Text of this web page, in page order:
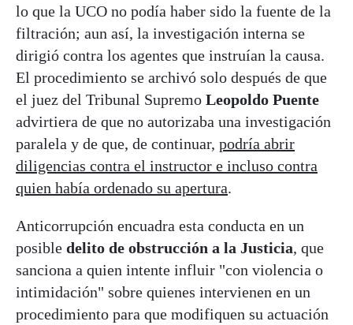
lo que la UCO no podía haber sido la fuente de la
filtración; aun así, la investigación interna se
dirigió contra los agentes que instruían la causa.
El procedimiento se archivó solo después de que
el juez del Tribunal Supremo Leopoldo Puente
advirtiera de que no autorizaba una investigación
paralela y de que, de continuar, podría abrir
diligencias contra el instructor e incluso contra
quien había ordenado su apertura.
Anticorrupción encuadra esta conducta en un
posible delito de obstrucción a la Justicia, que
sanciona a quien intente influir "con violencia o
intimidación" sobre quienes intervienen en un
procedimiento para que modifiquen su actuación